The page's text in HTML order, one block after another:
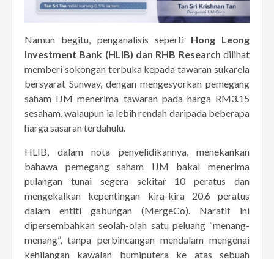
Namun begitu, penganalisis seperti Hong Leong
Investment Bank (HLIB) dan RHB Research dilihat
memberi sokongan terbuka kepada tawaran sukarela
bersyarat Sunway, dengan mengesyorkan pemegang
saham IJM menerima tawaran pada harga RM3.15
sesaham, walaupun ia lebih rendah daripada beberapa
harga sasaran terdahulu.
HLIB, dalam nota penyelidikannya, menekankan
bahawa pemegang saham IJM bakal menerima
pulangan tunai segera sekitar 10 peratus dan
mengekalkan kepentingan kira-kira 20.6 peratus
dalam entiti gabungan (MergeCo). Naratif ini
dipersembahkan seolah-olah satu peluang “menang-
menang”, tanpa perbincangan mendalam mengenai
kehilangan kawalan bumiputera ke atas sebuah